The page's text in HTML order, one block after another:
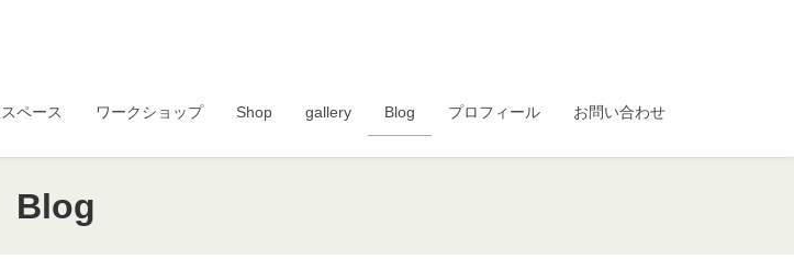
ペース ワークショップ Shop gallery Blog プロフィール お問い合わせ
Blog